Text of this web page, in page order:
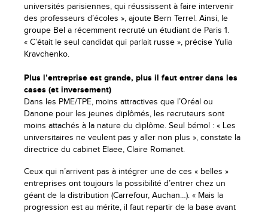
universités parisiennes, qui réussissent à faire intervenir
des professeurs d’écoles », ajoute Bern Terrel. Ainsi, le
groupe Bel a récemment recruté un étudiant de Paris 1.
« C’était le seul candidat qui parlait russe », précise Yulia
Kravchenko.
Plus l’entreprise est grande, plus il faut entrer dans les
cases (et inversement)
Dans les PME/TPE, moins attractives que l’Oréal ou
Danone pour les jeunes diplômés, les recruteurs sont
moins attachés à la nature du diplôme. Seul bémol : « Les
universitaires ne veulent pas y aller non plus », constate la
directrice du cabinet Elaee, Claire Romanet.
Ceux qui n’arrivent pas à intégrer une de ces « belles »
entreprises ont toujours la possibilité d’entrer chez un
géant de la distribution (Carrefour, Auchan…). « Mais la
progression est au mérite, il faut repartir de la base avant